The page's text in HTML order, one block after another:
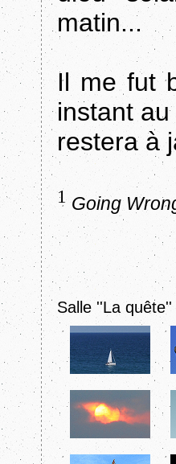
matin...
Il me fut
instant
restera à
1 Going
Salle ''La quête''